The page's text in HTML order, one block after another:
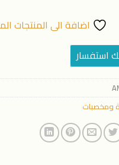
اضافة الى المنتجات
استفسار
ومخصبات